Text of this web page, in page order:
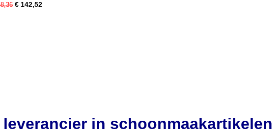
€ 142,52
leverancier in schoonmaakartikelen